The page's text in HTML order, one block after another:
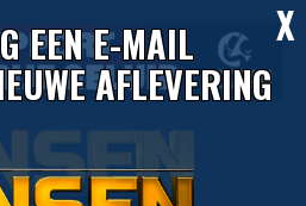
X
EEN E-MAIL
AFLEVERING